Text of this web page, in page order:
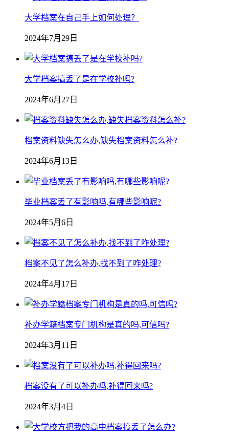
大学档案在自己手上如何处理？
2024年7月29日
大学档案搞丢了是在学校补吗?
2024年6月27日
档案资料缺失怎么办,缺失档案资料怎么补?
2024年6月13日
毕业档案丢了有影响吗,有哪些影响呢?
2024年5月6日
档案不见了怎么补办,找不到了咋处理?
2024年4月17日
补办学籍档案专门机构是真的吗,可信吗?
2024年3月11日
档案没有了可以补办吗,补得回来吗?
2024年3月4日